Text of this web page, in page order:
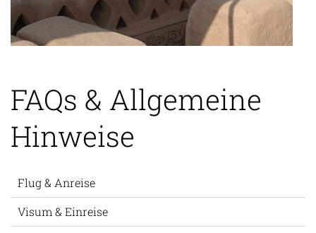
FAQs & Allgemeine
Hinweise
Flug & Anreise
Visum & Einreise